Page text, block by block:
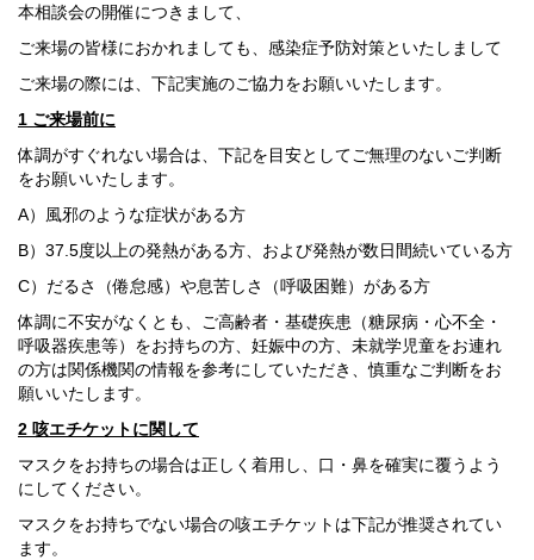
本相談会の開催につきまして、
ご来場の皆様におかれましても、感染症予防対策といたしまして
ご来場の際には、下記実施のご協力をお願いいたします。
1 ご来場前に
体調がすぐれない場合は、下記を目安としてご無理のないご判断
をお願いいたします。
A）風邪のような症状がある方
B）37.5度以上の発熱がある方、および発熱が数日間続いている方
C）だるさ（倦怠感）や息苦しさ（呼吸困難）がある方
体調に不安がなくとも、ご高齢者・基礎疾患（糖尿病・心不全・
呼吸器疾患等）をお持ちの方、妊娠中の方、未就学児童をお連れ
の方は関係機関の情報を参考にしていただき、慎重なご判断をお
願いいたします。
2 咳エチケットに関して
マスクをお持ちの場合は正しく着用し、口・鼻を確実に覆うよう
にしてください。
マスクをお持ちでない場合の咳エチケットは下記が推奨されてい
ます。